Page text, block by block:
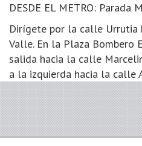
DESDE EL METRO: Parada
Dirígete por la calle Urrutia
Valle. En la Plaza Bombero
salida hacia la calle
a la izquierda hacia la calle